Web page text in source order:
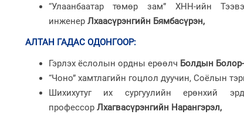
“Улаанбаатар төмөр зам” ХНН-ийн
инженер Лхаасүрэнгийн Бямбасүрэн,
АЛТАН ГАДАС ОДОНГООР:
Гэрлэх ёслолын ордны ерөөлч Болдын
“Чоно” хамтлагийн гоцлол дуучин, Соёлын
Шихихутуг их сургуулийн ерөнхий
профессор Лхагвасүрэнгийн Нарангэрэл,